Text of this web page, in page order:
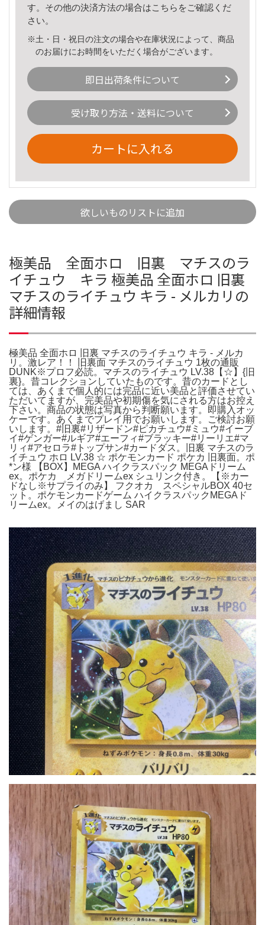
す。その他の決済方法の場合はこちら をご確認くだ
さい。
※土・日・祝日の注文の場合や在庫状況によって、商品
のお届けにお時間をいただく場合がございます。
即日出荷条件について
受け取り方法・送料について
カートに入れる
欲しいものリストに追加
極美品 全面ホロ 旧裏 マチスのラ
イチュウ キラ 極美品 全面ホロ 旧裏
マチスのライチュウ キラ - メルカリの
詳細情報
極美品 全面ホロ 旧裏 マチスのライチュウ キラ - メルカ
リ。激レア！！ 旧裏面 マチスのライチュウ 1枚の通販
DUNK※プロフ必読。マチスのライチュウ LV.38【☆】{旧
裏}。昔コレクションしていたものです。昔のカードとし
ては、あくまで個人的には完品に近い美品と評価させてい
ただいてますが、完美品や初期傷を気にされる方はお控え
下さい。商品の状態は写真から判断願います。即購入オッ
ケーです。あくまでプレイ用でお願いします。ご検討お願
いします。#旧裏#リザードン#ピカチュウ#ミュウ#イーブ
イ#ゲンガー#ルギア#エーフィ#ブラッキー#リーリエ#マ
リィ#アセロラ#トップサン#カードダス。旧裏 マチスのラ
イチュウ ホロ LV.38 ☆ ポケモンカード ポケカ 旧裏面。ポ
*ン様 【BOX】MEGA ハイクラスパック MEGAドリーム
ex。ポケカ メガドリームex シュリンク付き。【※カー
ドなし※サプライのみ】 フクオカ スペシャルBOX 40セ
ット。ポケモンカードゲーム ハイクラスパックMEGAド
リームex。メイのはげまし SAR